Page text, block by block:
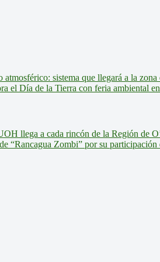
sistema que llegará a la zona
el Día de la Tierra con feria ambiental
llega a cada rincón de la Región de
“Rancagua Zombi” por su